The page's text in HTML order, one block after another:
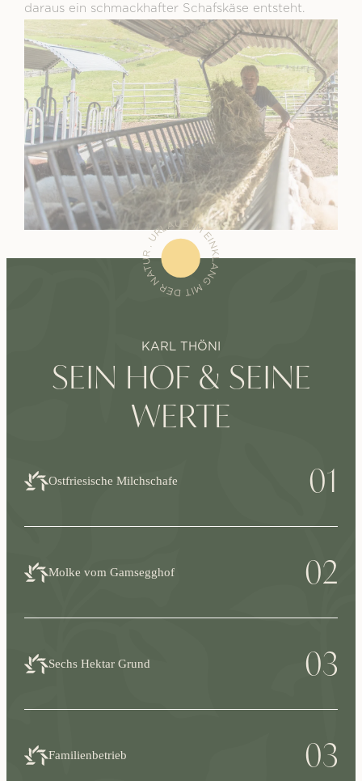
daraus ein schmackhafter Schafskäse entsteht.
KARL THÖNI
SEIN HOF & SEINE
WERTE
Ostfriesische Milchschafe 01
Molke vom Gamsegghof 02
Sechs Hektar Grund 03
Familienbetrieb 03